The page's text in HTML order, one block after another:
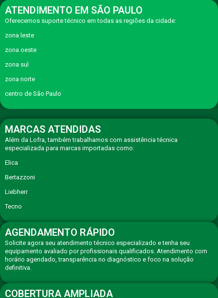
ATENDIMENTO EM SÃO PAULO
Oferecemos suporte técnico em todas as regiões da cidade:
zona leste
zona oeste
zona sul
zona norte
centro de São Paulo
MARCAS ATENDIDAS
Além da Lofra, também trabalhamos com assistência técnica
especializada para marcas importadas como:
Elica
Bertazzoni
Liebherr
Tecno
AGENDAMENTO RÁPIDO
Solicite agora seu atendimento técnico especializado e tenha seu
equipamento avaliado por profissionais qualificados. Atendimento com
horário agendado, transparência no diagnóstico e foco na solução
definitiva.
COBERTURA AMPLIADA